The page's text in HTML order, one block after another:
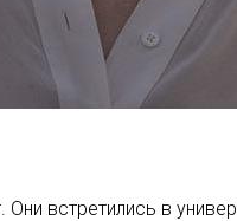
встретились в